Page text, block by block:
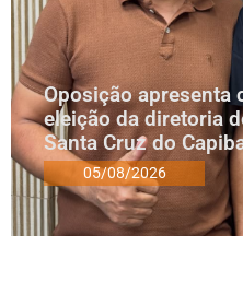
Oposição apresenta
eleição da diretoria
Santa Cruz do
05/08/2026